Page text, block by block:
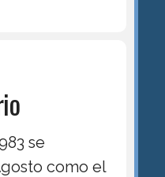
se
como el